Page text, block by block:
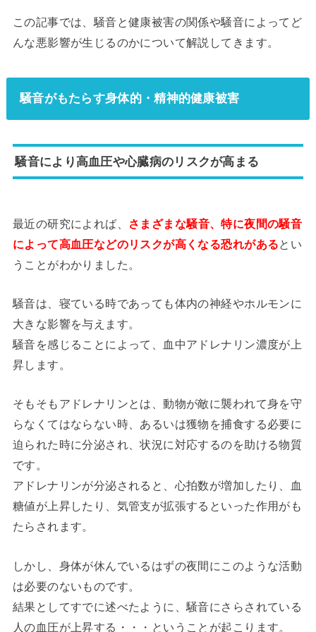
この記事では、騒音と健康被害の関係や騒音によってど
んな悪影響が生じるのかについて解説してきます。
騒音がもたらす身体的・精神的健康被害
騒音により高血圧や心臓病のリスクが高まる
最近の研究によれば、
さまざまな騒音、特に夜間の騒音
によって高血圧などのリスクが高くなる恐れがあるとい
うことがわかりました。
騒音は、寝ている時であっても体内の神経やホルモンに
大きな影響を与えます。
騒音を感じることによって、血中アドレナリン濃度が上
昇します。
そもそもアドレナリンとは、動物が敵に襲われて身を守
らなくてはならない時、あるいは獲物を捕食する必要に
迫られた時に分泌され、状況に対応するのを助ける物質
です。
アドレナリンが分泌されると、心拍数が増加したり、血
糖値が上昇したり、気管支が拡張するといった作用がも
たらされます。
しかし、身体が休んでいるはずの夜間にこのような活動
は必要のないものです。
結果としてすでに述べたように、騒音にさらされている
人の血圧が上昇する・・・ということが起こります。